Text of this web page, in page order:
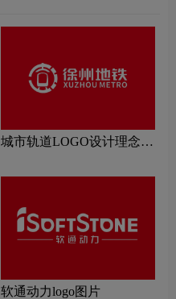
城市轨道LOGO设计理念解
软通动力logo图片